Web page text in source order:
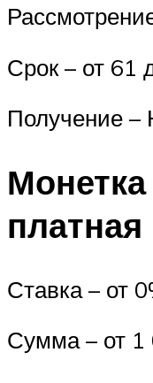
Срок – от 61
Получение
Монетка
платная
Ставка – от
Сумма – от 1